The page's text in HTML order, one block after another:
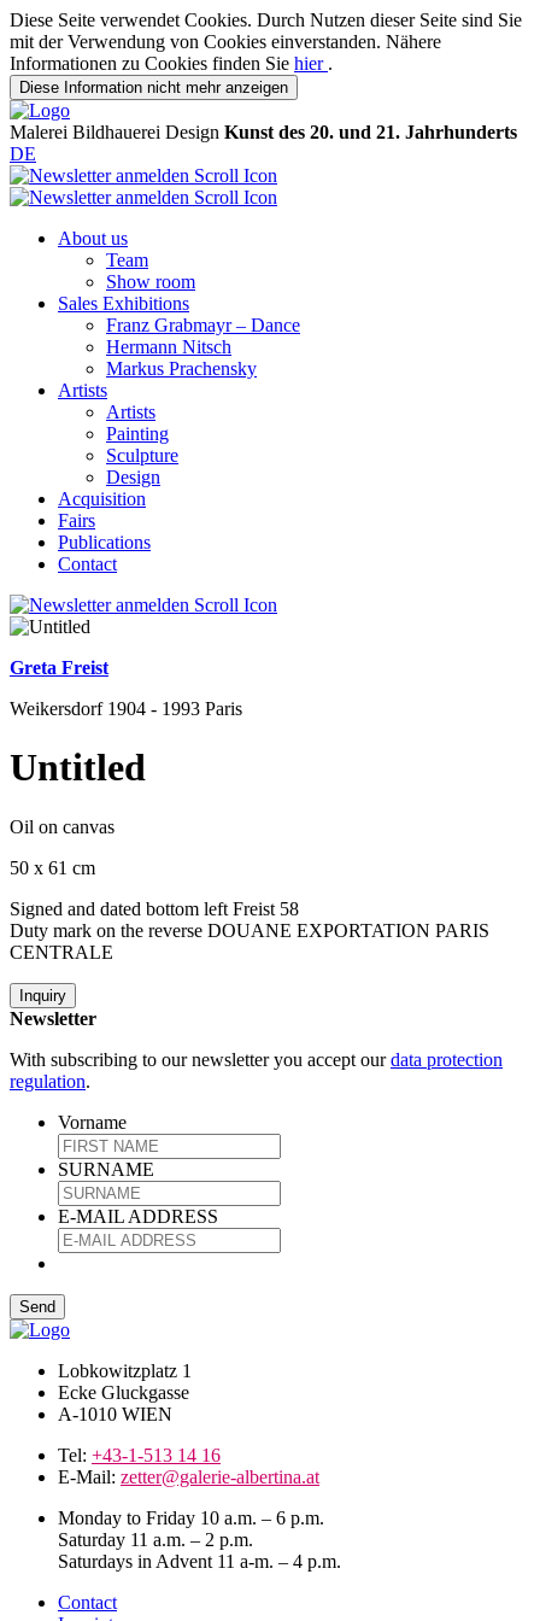
Diese Seite verwendet Cookies. Durch Nutzen dieser Seite sind Sie
mit der Verwendung von Cookies einverstanden. Nähere
Informationen zu Cookies finden Sie hier .
Diese Information nicht mehr anzeigen
Malerei Bildhauerei Design Kunst des 20. und 21. Jahrhunderts
DE
About us
Team
Show room
Sales Exhibitions
Franz Grabmayr – Dance
Hermann Nitsch
Markus Prachensky
Artists
Artists
Painting
Sculpture
Design
Acquisition
Fairs
Publications
Contact
Greta Freist
Weikersdorf 1904 - 1993 Paris
Untitled
Oil on canvas
50 x 61 cm
Signed and dated bottom left Freist 58
Duty mark on the reverse DOUANE EXPORTATION PARIS
CENTRALE
Inquiry
Newsletter
With subscribing to our newsletter you accept ourdata protection
regulation.
Vorname
SURNAME
E-MAIL ADDRESS
Lobkowitzplatz 1
Ecke Gluckgasse
A-1010 WIEN
Tel: +43-1-513 14 16
E-Mail: zetter@galerie-albertina.at
Monday to Friday 10 a.m. – 6 p.m.
Saturday 11 a.m. – 2 p.m.
Saturdays in Advent 11 a-m. – 4 p.m.
Contact